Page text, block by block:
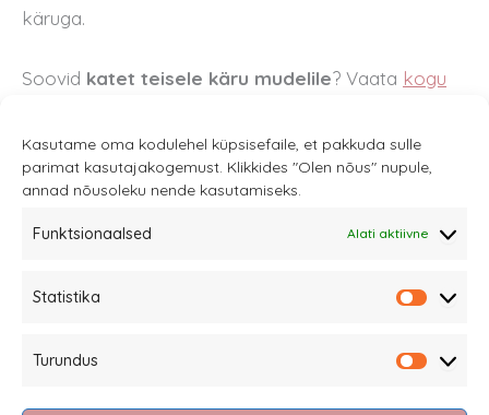
Kasutame oma kodulehel küpsisefaile, et pakkuda sulle
parimat kasutajakogemust. Klikkides "Olen nõus" nupule,
annad nõusoleku nende kasutamiseks.
Funktsionaalsed Alati aktiivne
Statistika
Turundus
käruga.
Soovid katet teisele käru mudelile? Vaata kogu
Müügitingimused